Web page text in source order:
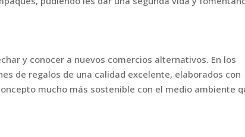
y conocer a nuevos comercios alternativos. En los
de regalos de una calidad excelente, elaborados con
mucho más sostenible con el medio ambiente